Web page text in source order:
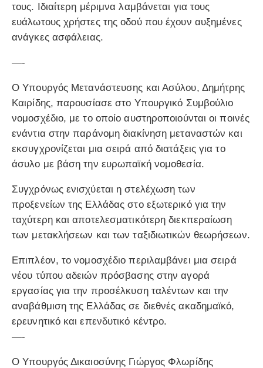
τους. Ιδιαίτερη μέριμνα λαμβάνεται για τους
ευάλωτους χρήστες της οδού που έχουν αυξημένες
ανάγκες ασφάλειας.
—-
Ο Υπουργός Μετανάστευσης και Ασύλου, Δημήτρης
Καιρίδης, παρουσίασε στο Υπουργικό Συμβούλιο
νομοσχέδιο, με το οποίο αυστηροποιούνται οι ποινές
ενάντια στην παράνομη διακίνηση μεταναστών και
εκσυγχρονίζεται μια σειρά από διατάξεις για το
άσυλο με βάση την ευρωπαϊκή νομοθεσία.
Συγχρόνως ενισχύεται η στελέχωση των
προξενείων της Ελλάδας στο εξωτερικό για την
ταχύτερη και αποτελεσματικότερη διεκπεραίωση
των μετακλήσεων και των ταξιδιωτικών θεωρήσεων.
Επιπλέον, το νομοσχέδιο περιλαμβάνει μια σειρά
νέου τύπου αδειών πρόσβασης στην αγορά
εργασίας για την προσέλκυση ταλέντων και την
αναβάθμιση της Ελλάδας σε διεθνές ακαδημαϊκό,
ερευνητικό και επενδυτικό κέντρο.
—-
Ο Υπουργός Δικαιοσύνης Γιώργος Φλωρίδης